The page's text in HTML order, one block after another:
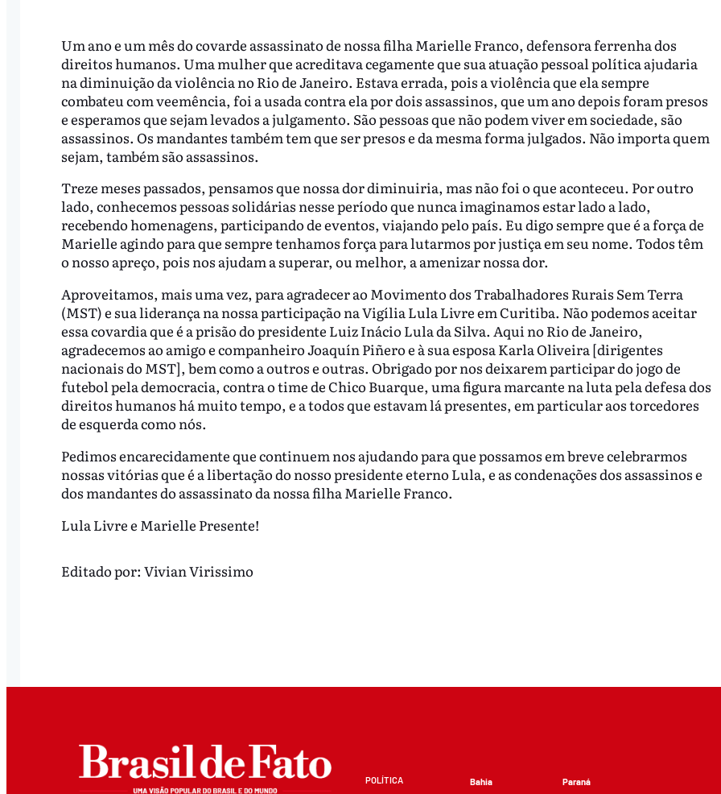
Um ano e um mês do covarde assassinato de nossa filha Marielle Franco, defensora ferrenha dos
direitos humanos. Uma mulher que acreditava cegamente que sua atuação pessoal política ajudaria
na diminuição da violência no Rio de Janeiro. Estava errada, pois a violência que ela sempre
combateu com veemência, foi a usada contra ela por dois assassinos, que um ano depois foram presos
e esperamos que sejam levados a julgamento. São pessoas que não podem viver em sociedade, são
assassinos. Os mandantes também tem que ser presos e da mesma forma julgados. Não importa quem
sejam, também são assassinos.
Treze meses passados, pensamos que nossa dor diminuiria, mas não foi o que aconteceu. Por outro
lado, conhecemos pessoas solidárias nesse período que nunca imaginamos estar lado a lado,
recebendo homenagens, participando de eventos, viajando pelo país. Eu digo sempre que é a força de
Marielle agindo para que sempre tenhamos força para lutarmos por justiça em seu nome. Todos têm
o nosso apreço, pois nos ajudam a superar, ou melhor, a amenizar nossa dor.
Aproveitamos, mais uma vez, para agradecer ao Movimento dos Trabalhadores Rurais Sem Terra
(MST) e sua liderança na nossa participação na Vigília Lula Livre em Curitiba. Não podemos aceitar
essa covardia que é a prisão do presidente Luiz Inácio Lula da Silva. Aqui no Rio de Janeiro,
agradecemos ao amigo e companheiro Joaquín Piñero e à sua esposa Karla Oliveira [dirigentes
nacionais do MST], bem como a outros e outras. Obrigado por nos deixarem participar do jogo de
futebol pela democracia, contra o time de Chico Buarque, uma figura marcante na luta pela defesa dos
direitos humanos há muito tempo, e a todos que estavam lá presentes, em particular aos torcedores
de esquerda como nós.
Pedimos encarecidamente que continuem nos ajudando para que possamos em breve celebrarmos
nossas vitórias que é a libertação do nosso presidente eterno Lula, e as condenações dos assassinos e
dos mandantes do assassinato da nossa filha Marielle Franco.
Lula Livre e Marielle Presente!
Editado por: Vivian Virissimo
POLÍTICA Bahia Paraná